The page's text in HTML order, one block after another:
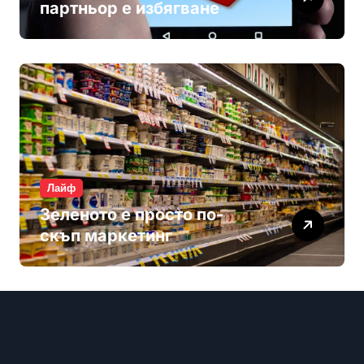
партньор е избягване
Лайф
Зеленото е просто по-
скъп маркетинг